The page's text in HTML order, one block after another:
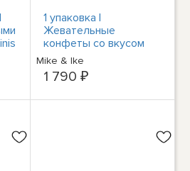
1 упаковка |
Жевательные
конфеты со вкусом
тропического тайфуна
Майк и Айк | 4,25
унции
Mike & Ike
1 790 ₽